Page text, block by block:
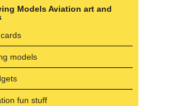
Models Aviation art and
models
fun stuff